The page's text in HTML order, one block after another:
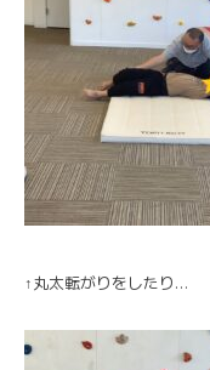
↑丸太転がりをしたり…